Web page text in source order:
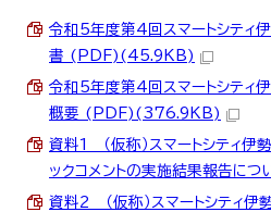
令和5年度第4回スマートシテ
書 (PDF)(45.9KB)
令和5年度第4回スマートシテ
概要 (PDF)(376.9KB)
資料1 （仮称）スマートシティ伊
ックコメントの実施結果報告
資料2 （仮称）スマートシティ伊